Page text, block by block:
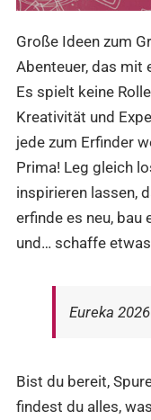
Große Ideen zum
Abenteuer, das mit
Es spielt keine
Kreativität und
jede zum Erfinder
Prima! Leg gleich
inspirieren lassen,
erfinde es neu, bau
und… schaffe
Eureka
Bist du bereit,
findest du alles,